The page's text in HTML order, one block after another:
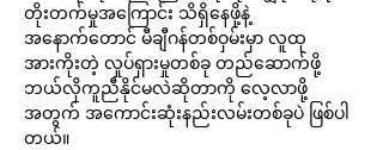
တိုးတက်မှုအကြောင်း သိရှိနေဖို့နဲ့
အနောက်တောင် မီချီဂန်တစ်ဝှမ်းမှာ လူထု
အားကိုးတဲ့ လှုပ်ရှားမှုတစ်ခု တည်ဆောက်ဖို့
ဘယ်လိုကူညီနိုင်မလဲဆိုတာကို လေ့လာဖို့
အတွက် အကောင်းဆုံးနည်းလမ်းတစ်ခုပဲ ဖြစ်ပါ
တယ်။